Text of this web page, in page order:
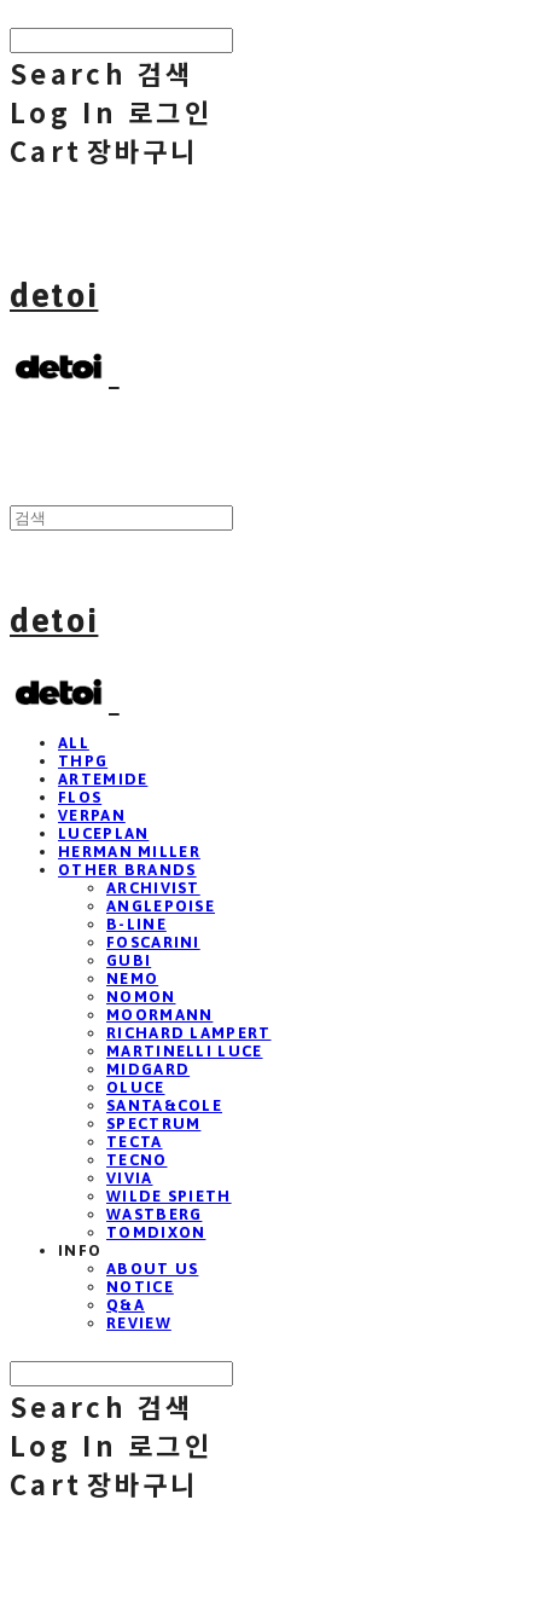
Search 검색
Log In 로그인
Cart 장바구니
detoi
detoi
ALL
THPG
ARTEMIDE
FLOS
VERPAN
LUCEPLAN
HERMAN MILLER
OTHER BRANDS
ARCHIVIST
ANGLEPOISE
B-LINE
FOSCARINI
GUBI
NEMO
NOMON
MOORMANN
RICHARD LAMPERT
MARTINELLI LUCE
MIDGARD
OLUCE
SANTA&COLE
SPECTRUM
TECTA
TECNO
VIVIA
WILDE SPIETH
WASTBERG
TOMDIXON
INFO
ABOUT US
NOTICE
Q&A
REVIEW
Search 검색
Log In 로그인
Cart 장바구니